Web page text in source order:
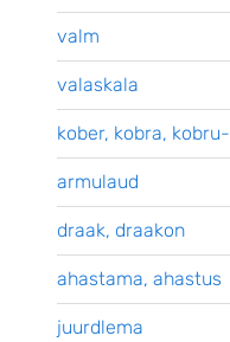
valm
valaskala
kober, kobra, kobru-
armulaud
draak, draakon
ahastama, ahastus
juurdlema